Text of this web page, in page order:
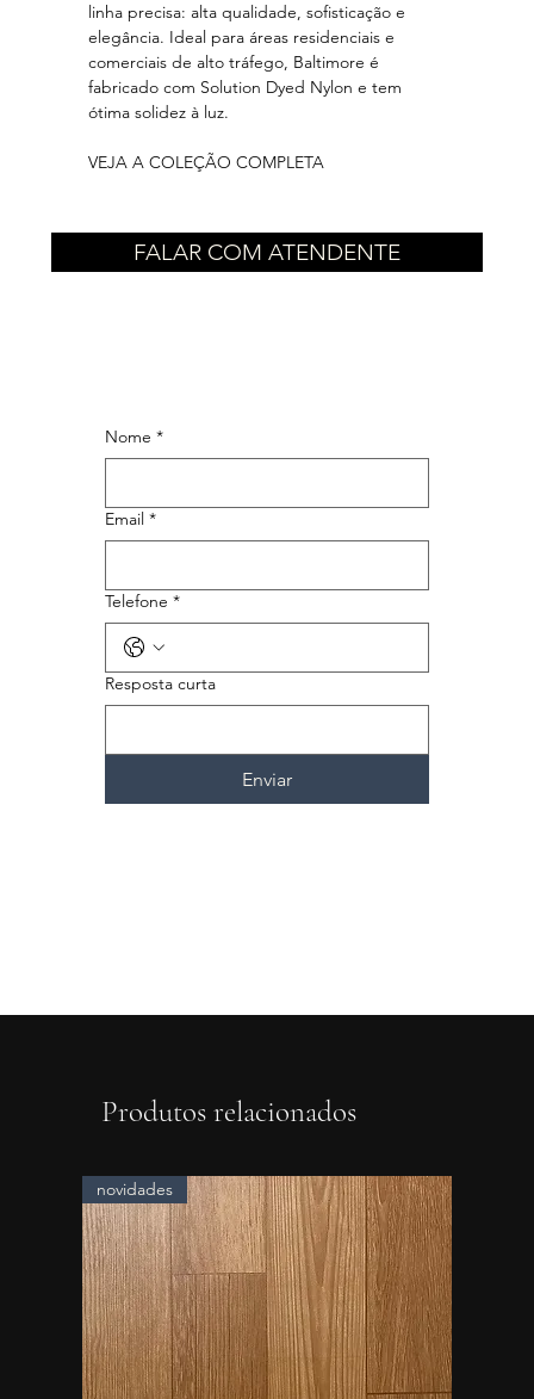
Nome *
Email *
Telefone *
Resposta curta
Enviar
FALAR COM ATENDENTE
Produtos relacionados
novidades
linha precisa: alta qualidade, sofisticação e
elegância. Ideal para áreas residenciais e
comerciais de alto tráfego, Baltimore é
fabricado com Solution Dyed Nylon e tem
ótima solidez à luz.
VEJA A COLEÇÃO COMPLETA